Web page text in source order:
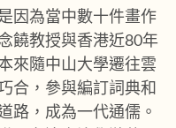
因為當中數十件畫作
饒教授與香港近80年
來隨中山大學遷往雲
合，參與編訂詞典和
路，成為一代通儒。